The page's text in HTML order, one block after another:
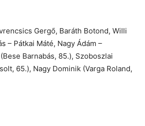
Gergő, Baráth Botond, Willi
– Pátkai Máté, Nagy Ádám –
Barnabás, 85.), Szoboszlai
65.), Nagy Dominik (Varga Roland,